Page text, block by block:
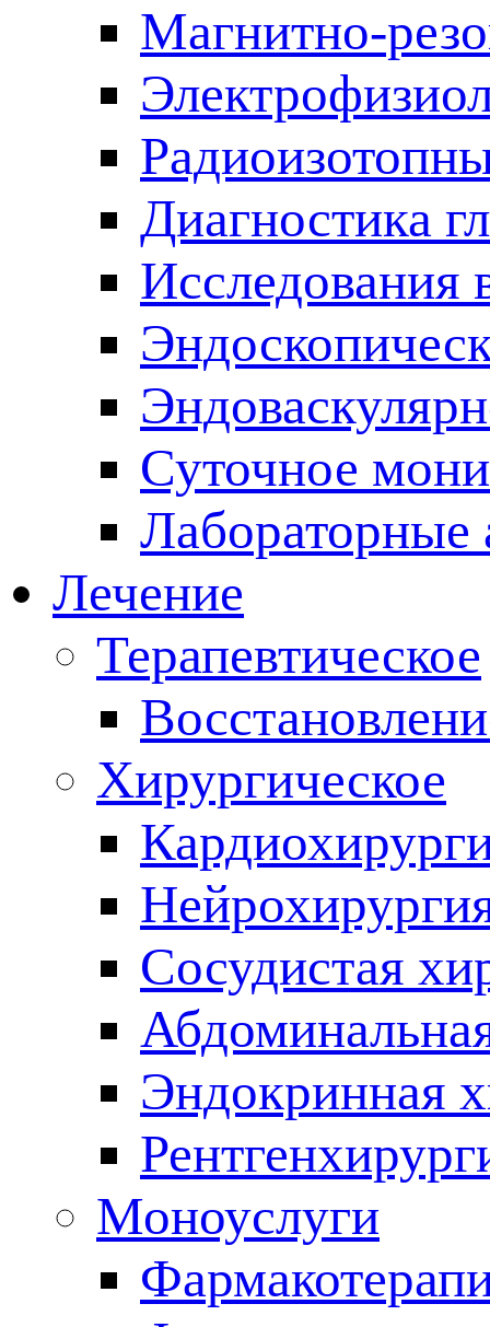
Магнитно-
Диагностика
Исследования
Суточное
Лабораторные
Лечение
Терапевтическое
Хирургическое
Сосудистая
Эндокринная
Моноуслуги